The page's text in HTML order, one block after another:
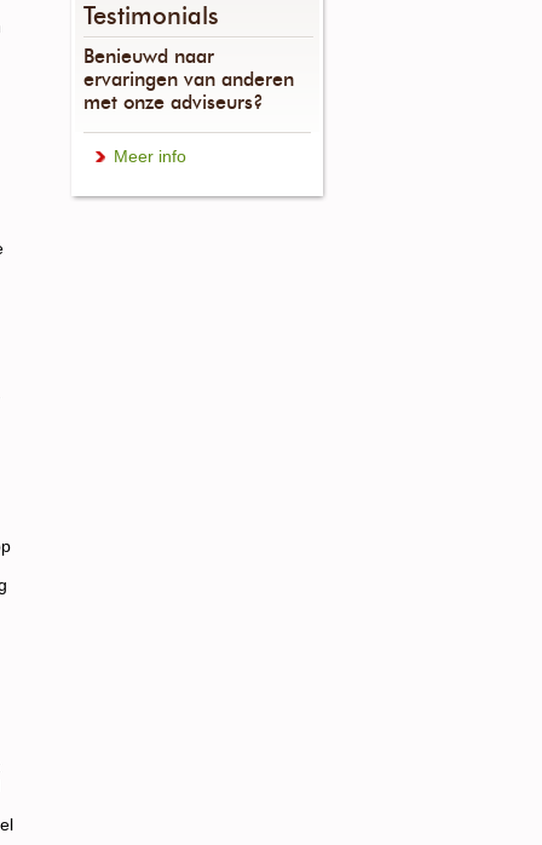
Testimonials
Benieuwd naar
ervaringen van anderen
met onze adviseurs?
Meer info